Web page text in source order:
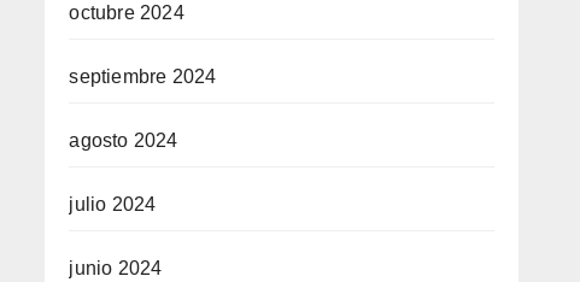
octubre 2024
septiembre 2024
agosto 2024
julio 2024
junio 2024